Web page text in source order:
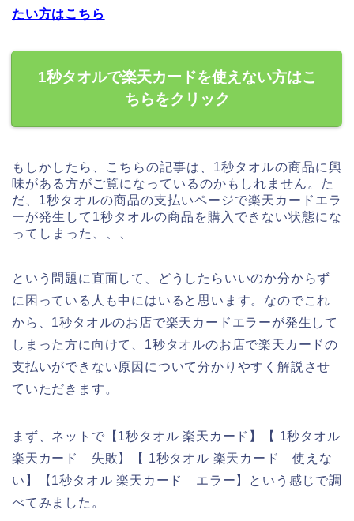
たい方はこちら
1秒タオルで楽天カードを使えない方はこ
ちらをクリック
もしかしたら、こちらの記事は、1秒タオルの商品に興
味がある方がご覧になっているのかもしれません。た
だ、1秒タオルの商品の支払いページで楽天カードエラ
ーが発生して1秒タオルの商品を購入できない状態にな
ってしまった、、、
という問題に直面して、どうしたらいいのか分からず
に困っている人も中にはいると思います。なのでこれ
から、1秒タオルのお店で楽天カードエラーが発生して
しまった方に向けて、1秒タオルのお店で楽天カードの
支払いができない原因について分かりやすく解説させ
ていただきます。
まず、ネットで【1秒タオル 楽天カード】【 1秒タオル
楽天カード 失敗】【 1秒タオル 楽天カード 使えな
い】【1秒タオル 楽天カード エラー】という感じで調
べてみました。